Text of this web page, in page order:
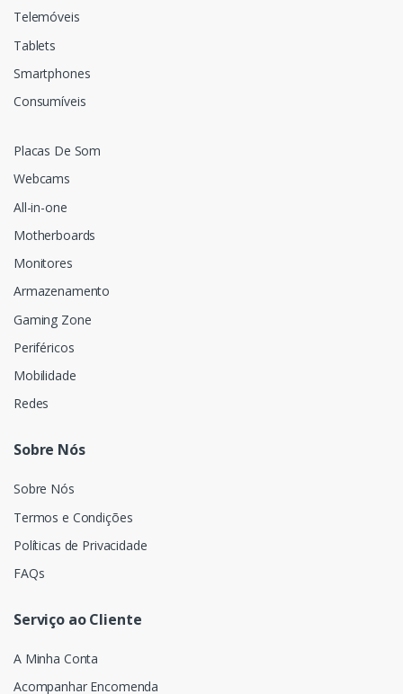
Telemóveis
Tablets
Smartphones
Consumíveis
Placas De Som
Webcams
All-in-one
Motherboards
Monitores
Armazenamento
Gaming Zone
Periféricos
Mobilidade
Redes
Sobre Nós
Sobre Nós
Termos e Condições
Políticas de Privacidade
FAQs
Serviço ao Cliente
A Minha Conta
Acompanhar Encomenda